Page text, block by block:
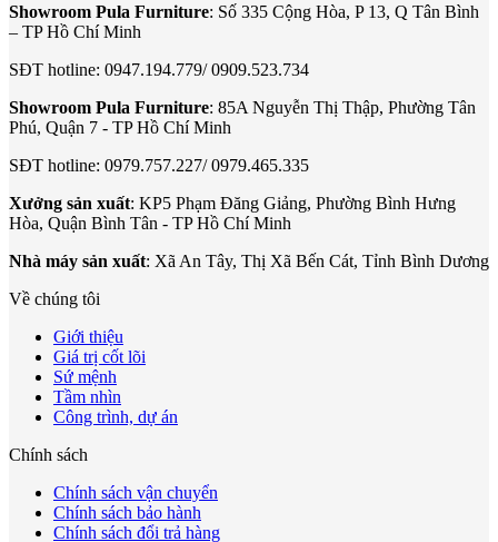
Showroom Pula Furniture: Số 335 Cộng Hòa, P 13, Q Tân Bình
– TP Hồ Chí Minh
SĐT hotline: 0947.194.779/ 0909.523.734
Showroom Pula Furniture: 85A Nguyễn Thị Thập, Phường Tân
Phú, Quận 7 - TP Hồ Chí Minh
SĐT hotline: 0979.757.227/ 0979.465.335
Xưởng sản xuất: KP5 Phạm Đăng Giảng, Phường Bình Hưng
Hòa, Quận Bình Tân - TP Hồ Chí Minh
Nhà máy sản xuất: Xã An Tây, Thị Xã Bến Cát, Tỉnh Bình Dương
Về chúng tôi
Giới thiệu
Giá trị cốt lõi
Sứ mệnh
Tầm nhìn
Công trình, dự án
Chính sách
Chính sách vận chuyển
Chính sách bảo hành
Chính sách đổi trả hàng